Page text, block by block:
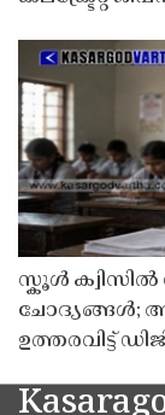
സ്കൂൾ
ചോദ്യങ്ങൾ;
ഉത്തരവിട്ട്